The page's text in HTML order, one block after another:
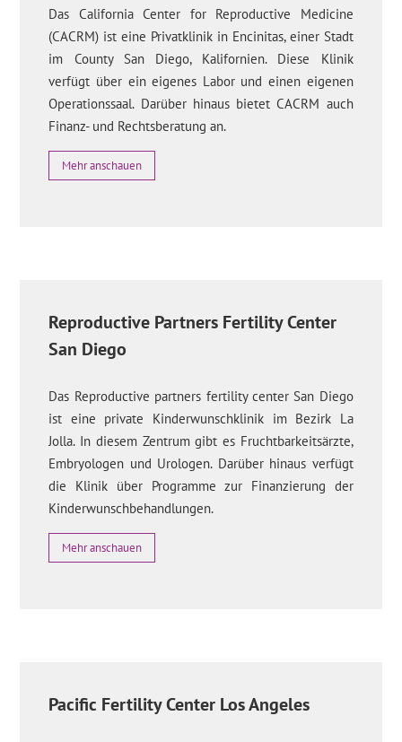
Das California Center for Reproductive Medicine
(CACRM) ist eine Privatklinik in Encinitas, einer Stadt
im County San Diego, Kalifornien. Diese Klinik
verfügt über ein eigenes Labor und einen eigenen
Operationssaal. Darüber hinaus bietet CACRM auch
Finanz- und Rechtsberatung an.
Mehr anschauen
Reproductive Partners Fertility Center
San Diego
Das Reproductive partners fertility center San Diego
ist eine private Kinderwunschklinik im Bezirk La
Jolla. In diesem Zentrum gibt es Fruchtbarkeitsärzte,
Embryologen und Urologen. Darüber hinaus verfügt
die Klinik über Programme zur Finanzierung der
Kinderwunschbehandlungen.
Mehr anschauen
Pacific Fertility Center Los Angeles